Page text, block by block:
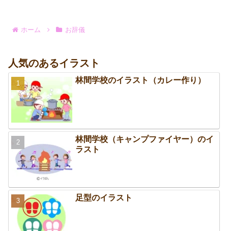
ホーム お辞儀
人気のあるイラスト
林間学校のイラスト（カレー作り）
林間学校（キャンプファイヤー）のイ
ラスト
足型のイラスト